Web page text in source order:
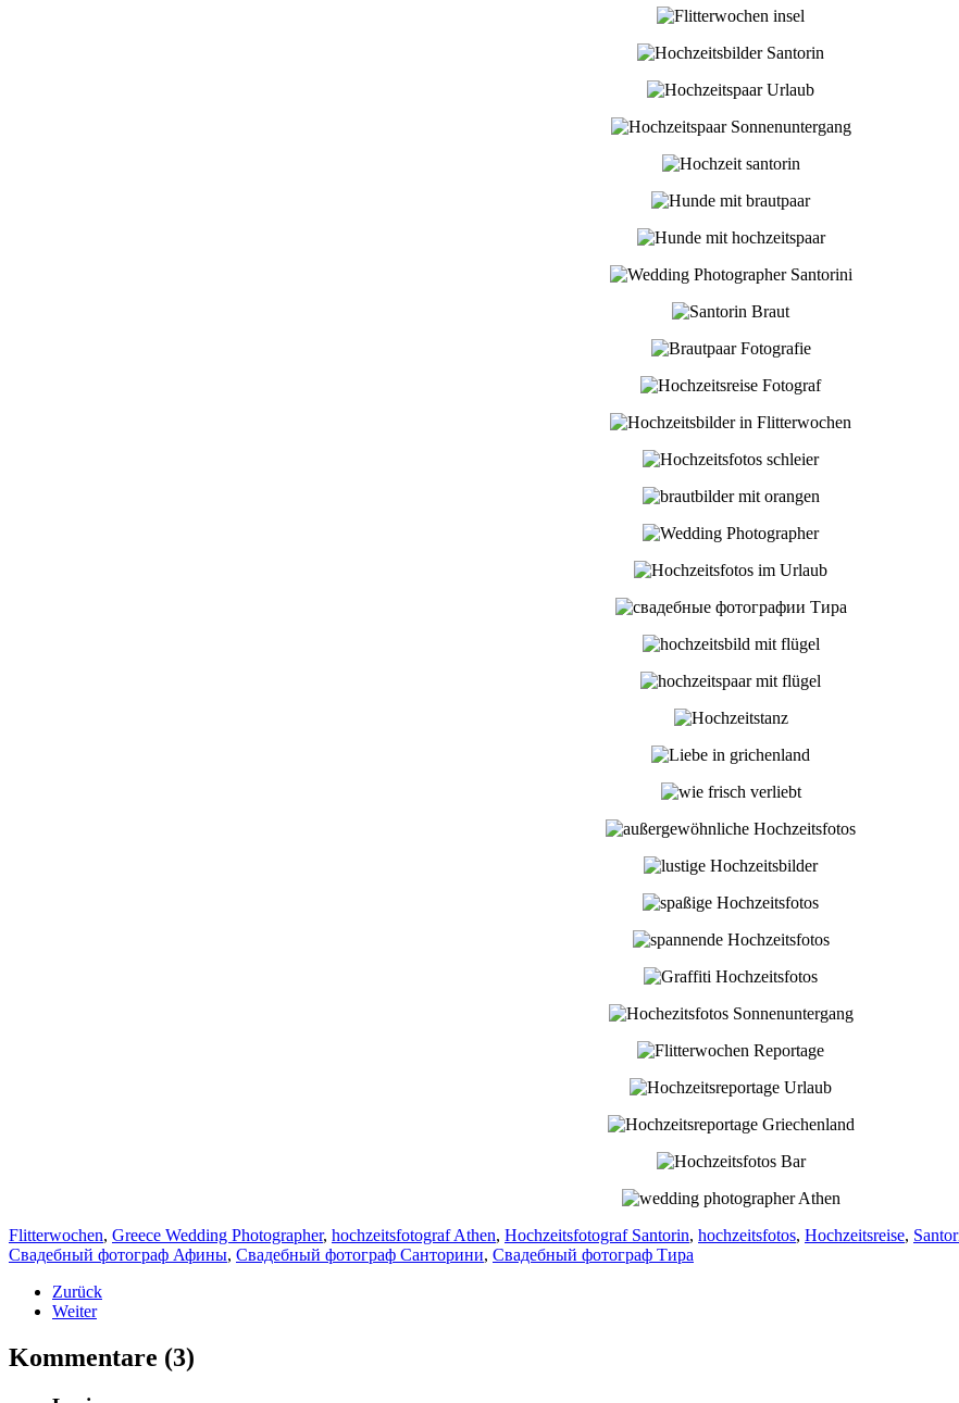
Flitterwochen, Greece Wedding Photographer, hochzeitsfotograf Athen, Hochzeitsfotograf Santorin, hochzeitsfotos, Hochzeitsreise,
Свадебный фотограф Афины, Свадебный фотограф Санторини, Свадебный фотограф Тира
Zurück
Weiter
Kommentare (3)